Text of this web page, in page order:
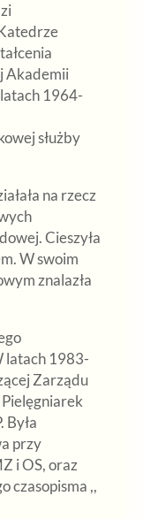
Akademii
1964-
służby
na rzecz
Cieszyła
W swoim
znalazła
latach 1983-
Zarządu
Pielęgniarek
Była
przy
i OS, oraz
czasopisma ,,